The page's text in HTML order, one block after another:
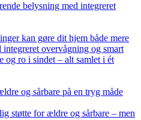
belysning med integreret
kan gøre dit hjem både mere
overvågning og smart
og ro i sindet – alt samlet i ét
og sårbare på en tryg måde
støtte for ældre og sårbare – men